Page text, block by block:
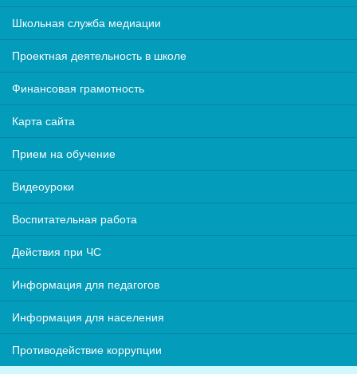
Школьная служба медиации
Проектная деятельность в школе
Финансовая грамотность
Карта сайта
Прием на обучение
Видеоуроки
Воспитательная работа
Действия при ЧС
Информация для педагогов
Информация для населения
Противодействие коррупции